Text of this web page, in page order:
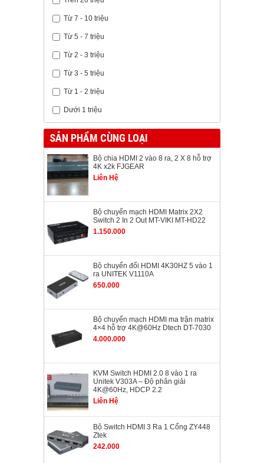
Từ 7 - 10 triệu
Từ 5 - 7 triệu
Từ 2 - 3 triệu
Từ 3 - 5 triệu
Từ 1 - 2 triệu
Dưới 1 triệu
SẢN PHẨM CÙNG LOẠI
Bộ chia HDMI 2 vào 8 ra, 2 X 8 hỗ trợ
4K x2k FJGEAR
Liên Hệ
Bộ chuyển mạch HDMI Matrix 2X2
Switch 2 In 2 Out MT-VIKI MT-HD22
1.150.000
Bộ chuyển đổi HDMI 4K30HZ 5 vào 1
ra UNITEK V1110A
650.000
Bộ chuyển mạch HDMI ma trận matrix
4×4 hỗ trợ 4K@60Hz Dtech DT-7030
4.000.000
KVM Switch HDMI 2.0 8 vào 1 ra
Unitek V303A – Độ phân giải
4K@60Hz, HDCP 2.2
Liên Hệ
Bộ Switch HDMI 3 Ra 1 Cổng ZY448
Ztek
242.000